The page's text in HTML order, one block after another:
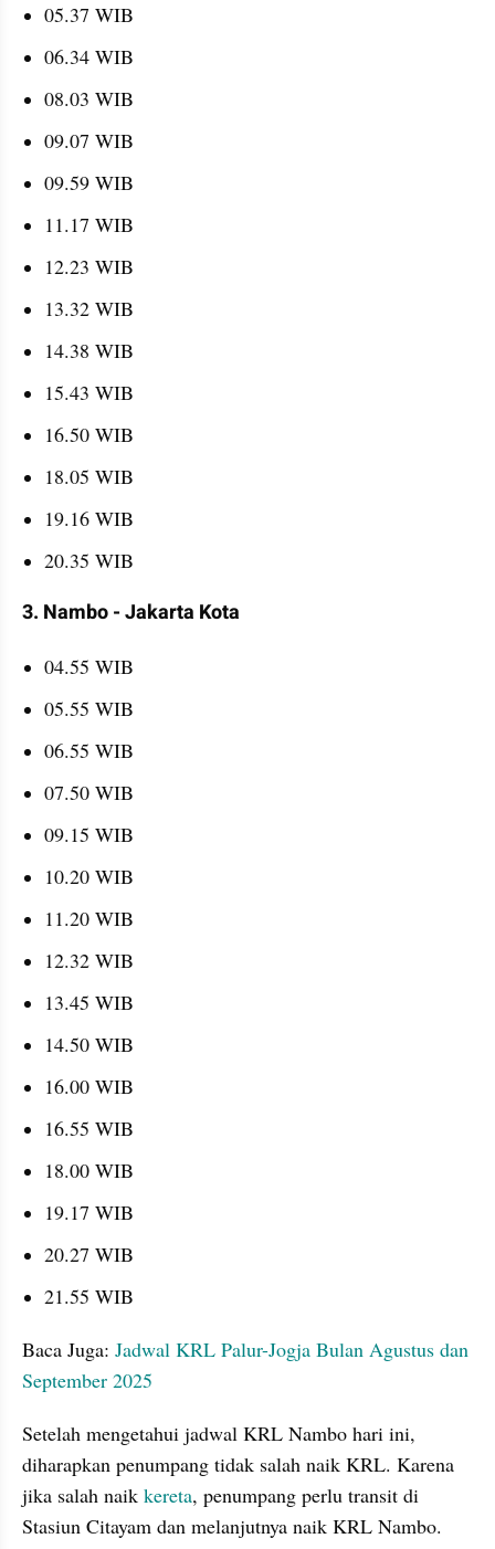
05.37 WIB
06.34 WIB
08.03 WIB
09.07 WIB
09.59 WIB
11.17 WIB
12.23 WIB
13.32 WIB
14.38 WIB
15.43 WIB
16.50 WIB
18.05 WIB
19.16 WIB
20.35 WIB
3. Nambo - Jakarta Kota
04.55 WIB
05.55 WIB
06.55 WIB
07.50 WIB
09.15 WIB
10.20 WIB
11.20 WIB
12.32 WIB
13.45 WIB
14.50 WIB
16.00 WIB
16.55 WIB
18.00 WIB
19.17 WIB
20.27 WIB
21.55 WIB
Baca Juga: Jadwal KRL Palur-Jogja Bulan Agustus dan
September 2025
Setelah mengetahui jadwal KRL Nambo hari ini,
diharapkan penumpang tidak salah naik KRL. Karena
jika salah naik kereta, penumpang perlu transit di
Stasiun Citayam dan melanjutnya naik KRL Nambo.